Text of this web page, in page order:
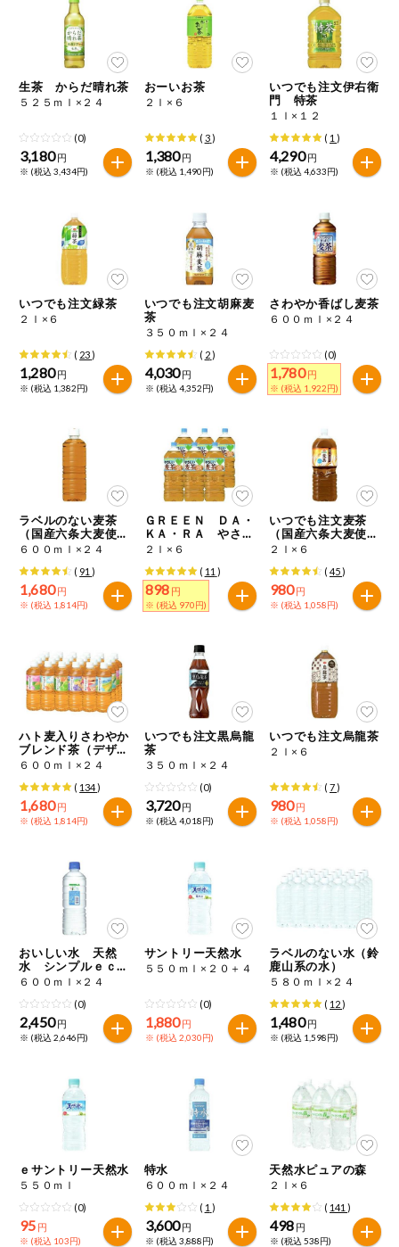
ミールキット
組合員さんの
リクエスト
け
オーガニック
ベビー・キッ
ズ関連
サプリメン
ト・栄養補助
アレルゲン対
エシカル
推しコープ
年間登録米
生茶 からだ晴れ茶
５２５ｍｌ×２４
(0)
3,180 円
※ (税込 3,434円)
おーいお茶
２ｌ×６
( 3)
1,380 円
※ (税込 1,490円)
いつでも注文伊右衛
門 特茶
１ｌ×１２
( 1 )
4,290 円
※ (税込 4,633円)
いつでも注文緑茶
２ｌ×６
( 23)
1,280 円
※ (税込 1,382円)
いつでも注文胡麻麦
茶
３５０ｍｌ×２４
( 2)
4,030 円
※ (税込 4,352円)
さわやか香ばし麦茶
６００ｍｌ×２４
(0)
1,780 円
※ (税込 1,922円)
ラベルのない麦茶
（国産六条大麦使
用）
６００ｍｌ×２４
( 91 )
1,680 円
※ (税込 1,814円)
ＧＲＥＥＮ ＤＡ・
ＫＡ・ＲＡ やさし
い麦茶
２ｌ×６
( 11 )
898 円
※ (税込 970円)
いつでも注文麦茶
（国産六条大麦使
用）
２ｌ×６
( 45)
980円
※ (税込 1,058円)
ハト麦入りさわやか
ブレンド茶（デザイ
ンボトル）
６００ｍｌ×２４
( 134)
1,680 円
※ (税込 1,814円)
いつでも注文黒烏龍
茶
３５０ｍｌ×２４
(0)
3,720 円
※ (税込 4,018円)
いつでも注文烏龍茶
２ｌ×６
( 7)
980円
※ (税込 1,058円)
おいしい水 天然
水 シンプルｅｃｏ
ラベル
６００ｍｌ×２４
(0)
2,450 円
※ (税込 2,646円)
サントリー天然水
５５０ｍｌ×２０＋４
(0)
1,880 円
※ (税込 2,030円)
ラベルのない水（鈴
鹿山系の水）
５８０ｍｌ×２４
( 12)
1,480 円
※ (税込 1,598円)
ｅサントリー天然水
５５０ｍｌ
(0)
95 円
※ (税込 103円)
特水
６００ｍｌ×２４
( 1 )
3,600 円
※ (税込 3,888円)
天然水ピュアの森
２ｌ×６
( 141 )
498 円
※ (税込 538円)